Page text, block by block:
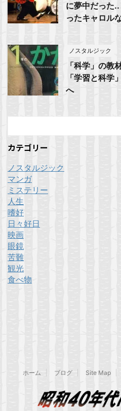
に夢中だった
ったキャロル
ノスタルジック
「科学」の教
「学習と科学
へ
カテゴリー
ノスタルジック
マンガ
ミステリー
人生
嗜好
日々好日
映画
眼鏡
苦難
観光
食べ物
ホーム ブログ Site Map